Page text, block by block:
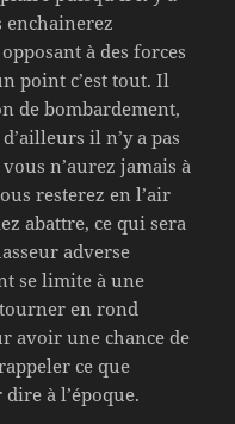
enchainerez
à des forces
point c’est tout. Il
de bombardement,
il n’y a pas
n’aurez jamais à
resterez en l’air
abattre, ce qui sera
adverse
se limite à une
en rond
avoir une chance de
ce que
à l’époque.